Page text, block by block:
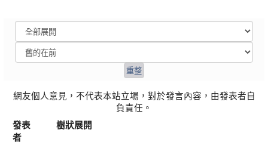
網友個人意見，不代表本站立場，對於發言內容，由發表者自
負責任。
發表
者
樹狀展開